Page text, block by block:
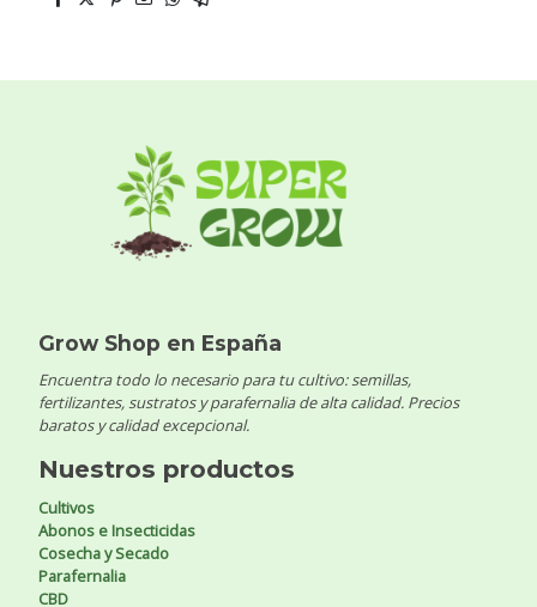
Grow Shop en España
Encuentra todo lo necesario para tu cultivo: semillas,
fertilizantes, sustratos y parafernalia de alta calidad. Precios
baratos y calidad excepcional.
Nuestros productos
Cultivos
Abonos e Insecticidas
Cosecha y Secado
Parafernalia
CBD